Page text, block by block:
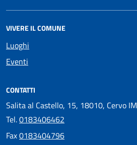
VIVERE IL COMUNE
Luoghi
Eventi
CONTATTI
Salita al Castello, 15, 18010, Cervo IM
Tel.0183406462
Fax0183404796